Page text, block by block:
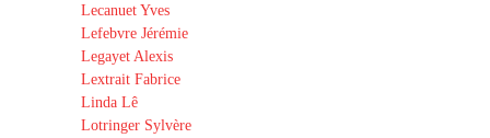
Lecanuet Yves
Lefebvre Jérémie
Legayet Alexis
Lextrait Fabrice
Linda Lê
Lotringer Sylvère